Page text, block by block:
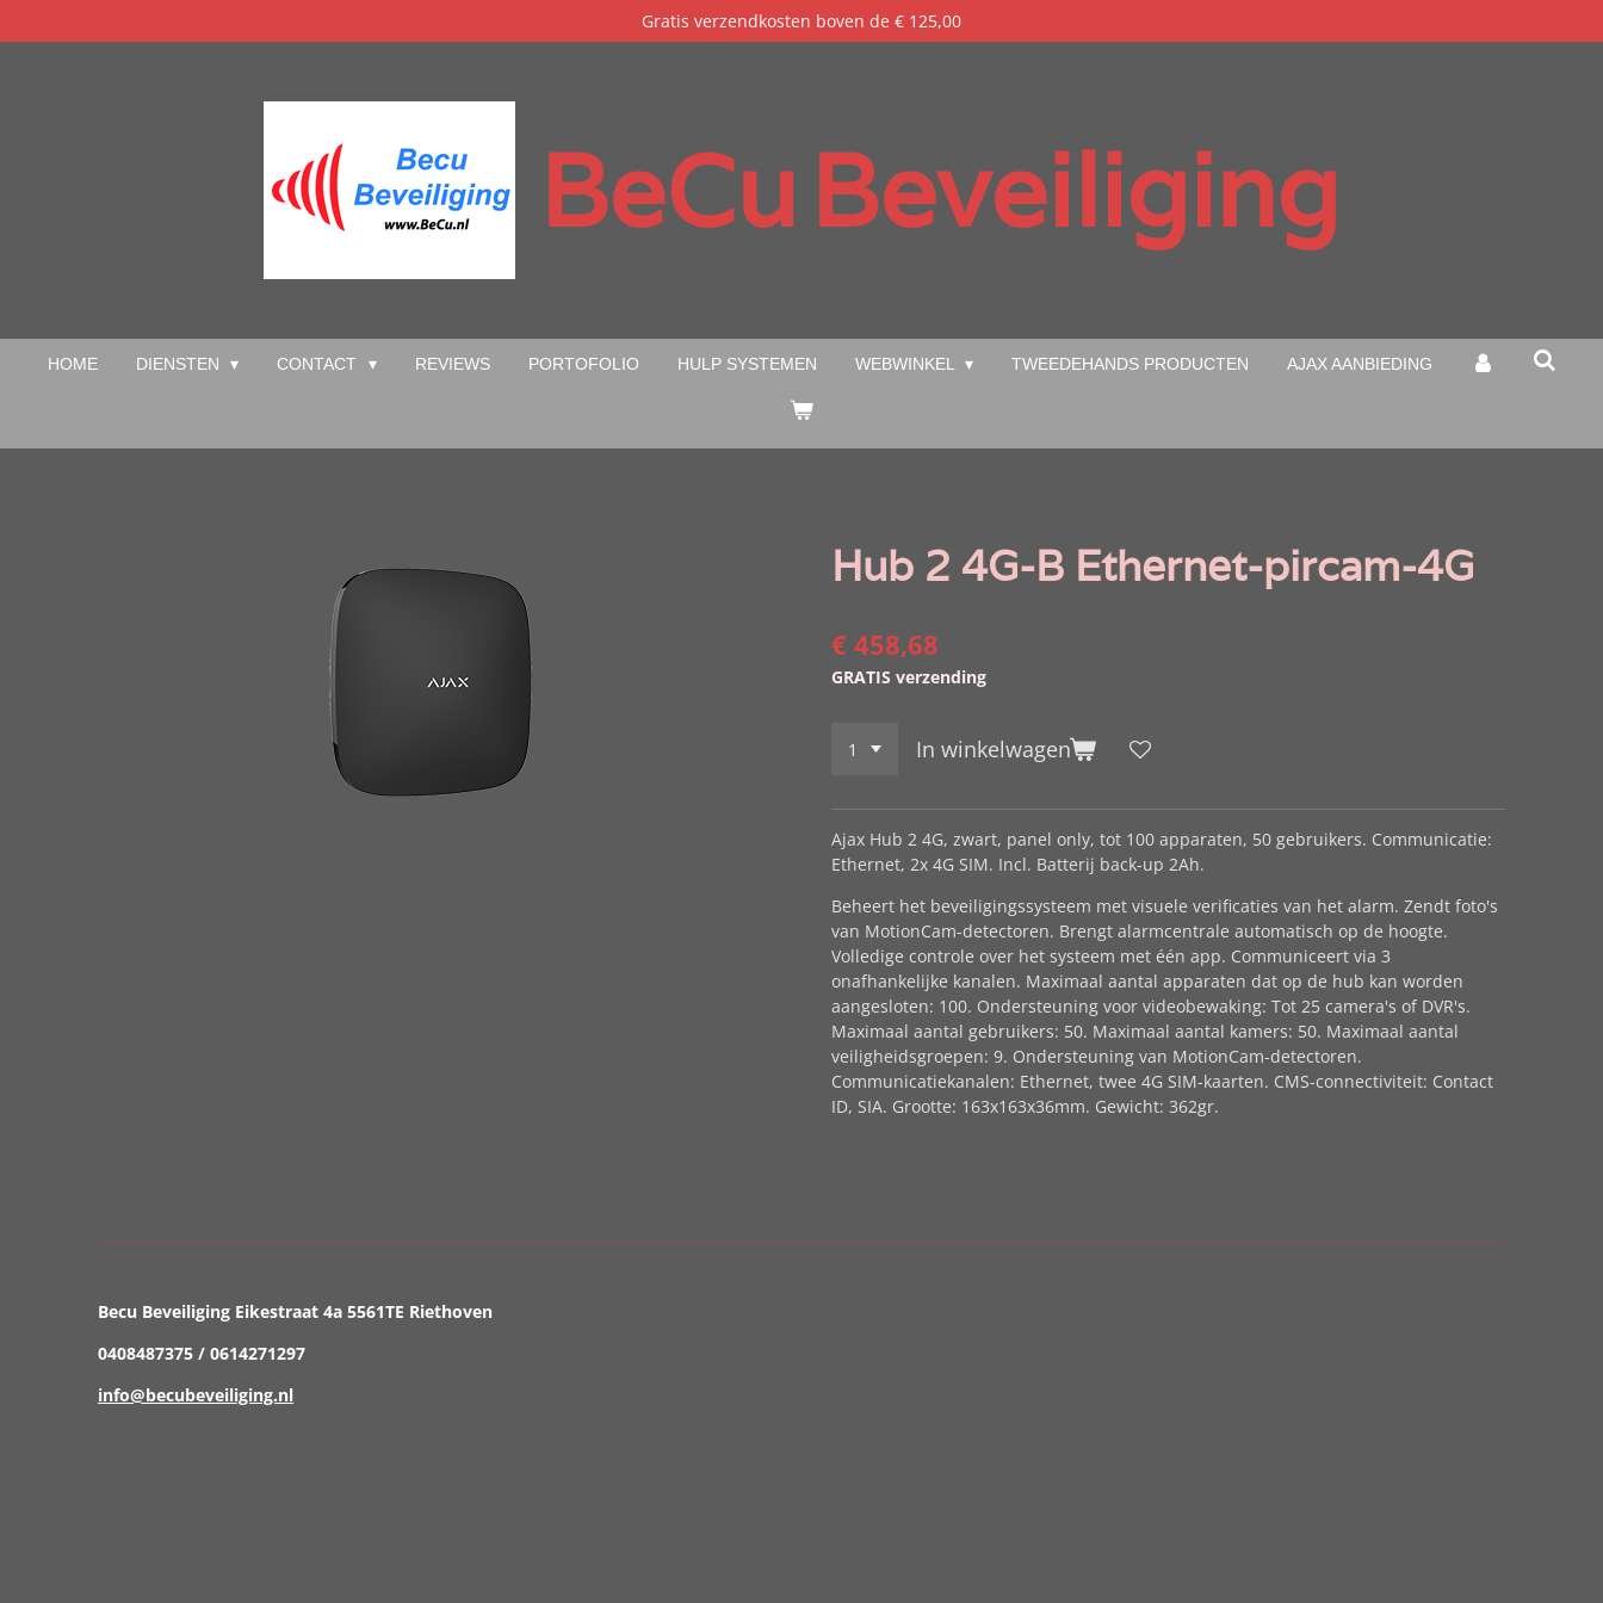
direct
Gratis verzendkosten boven de € 125,00
BeCu Beveiliging
HOME DIENSTEN CONTACT REVIEWS PORTOFOLIO HULP SYSTEMEN WEBWINKEL TWEEDEHANDS PRODUCTEN AJAX AANBIEDING
Hub 2 4G-B Ethernet-pircam-4G
€ 458,68
GRATIS verzending
In winkelwagen
Ajax Hub 2 4G, zwart, panel only, tot 100 apparaten, 50 gebruikers. Communicatie:
Ethernet, 2x 4G SIM. Incl. Batterij back-up 2Ah.
Beheert het beveiligingssysteem met visuele verificaties van het alarm. Zendt foto's
van MotionCam-detectoren. Brengt alarmcentrale automatisch op de hoogte.
Volledige controle over het systeem met één app. Communiceert via 3
onafhankelijke kanalen. Maximaal aantal apparaten dat op de hub kan worden
aangesloten: 100. Ondersteuning voor videobewaking: Tot 25 camera's of DVR's.
Maximaal aantal gebruikers: 50. Maximaal aantal kamers: 50. Maximaal aantal
veiligheidsgroepen: 9. Ondersteuning van MotionCam-detectoren.
Communicatiekanalen: Ethernet, twee 4G SIM-kaarten. CMS-connectiviteit: Contact
ID, SIA. Grootte: 163x163x36mm. Gewicht: 362gr.
Becu Beveiliging Eikestraat 4a 5561TE Riethoven
0408487375 / 0614271297
info@becubeveiliging.nl